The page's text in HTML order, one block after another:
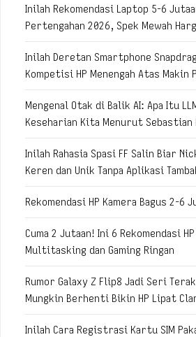
Inilah Rekomendasi Laptop 5-6
Pertengahan 2026, Spek Mewah
Inilah Deretan Smartphone
Kompetisi HP Menengah Atas Makin
Mengenal Otak di Balik AI: Apa Itu
Keseharian Kita Menurut Sebastian
Inilah Rahasia Spasi FF Salin Biar
Keren dan Unik Tanpa Aplikasi
Rekomendasi HP Kamera Bagus 2-6
Cuma 2 Jutaan! Ini 6 Rekomendasi
Multitasking dan Gaming Ringan
Rumor Galaxy Z Flip8 Jadi Seri
Mungkin Berhenti Bikin HP Lipat
Inilah Cara Registrasi Kartu SIM